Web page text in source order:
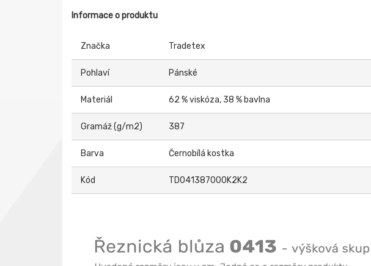
Informace o produktu
Značka Tradetex
Pohlaví Pánské
Materiál 62 % viskóza, 38 % bavlna
Gramáž (g/m2) 387
Barva Černobílá kostka
Kód TD041387000K2K2